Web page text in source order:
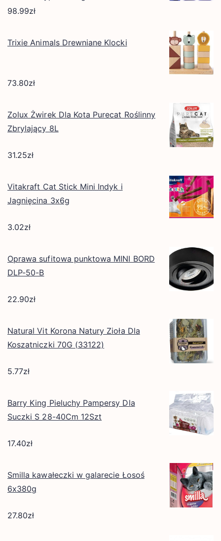
98.99zł
Trixie Animals Drewniane Klocki
73.80zł
Zolux Żwirek Dla Kota Purecat Roślinny
Zbrylający 8L
31.25zł
Vitakraft Cat Stick Mini Indyk i
Jagnięcina 3x6g
3.02zł
Oprawa sufitowa punktowa MINI BORD
DLP-50-B
22.90zł
Natural Vit Korona Natury Zioła Dla
Koszatniczki 70G (33122)
5.77zł
Barry King Pieluchy Pampersy Dla
Suczki S 28-40Cm 12Szt
17.40zł
Smilla kawałeczki w galarecie Łosoś
6x380g
27.80zł